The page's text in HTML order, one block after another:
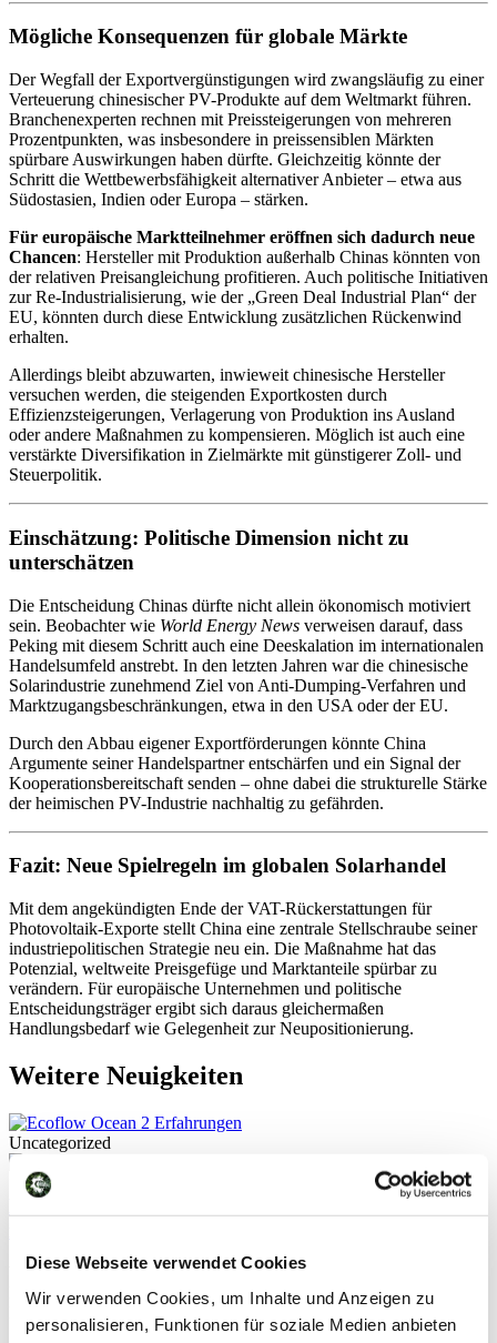
Diese Webseite verwendet Cookies
Wir verwenden Cookies, um Inhalte und Anzeigen zu
personalisieren, Funktionen für soziale Medien anbieten
Mögliche Konsequenzen für globale Märkte
Der Wegfall der Exportvergünstigungen wird zwangsläufig zu einer
Verteuerung chinesischer PV-Produkte auf dem Weltmarkt führen.
Branchenexperten rechnen mit Preissteigerungen von mehreren
Prozentpunkten, was insbesondere in preissensiblen Märkten
spürbare Auswirkungen haben dürfte. Gleichzeitig könnte der
Schritt die Wettbewerbsfähigkeit alternativer Anbieter – etwa aus
Südostasien, Indien oder Europa – stärken.
Für europäische Marktteilnehmer eröffnen sich dadurch neue
Chancen: Hersteller mit Produktion außerhalb Chinas könnten von
der relativen Preisangleichung profitieren. Auch politische Initiativen
zur Re-Industrialisierung, wie der „Green Deal Industrial Plan“ der
EU, könnten durch diese Entwicklung zusätzlichen Rückenwind
erhalten.
Allerdings bleibt abzuwarten, inwieweit chinesische Hersteller
versuchen werden, die steigenden Exportkosten durch
Effizienzsteigerungen, Verlagerung von Produktion ins Ausland
oder andere Maßnahmen zu kompensieren. Möglich ist auch eine
verstärkte Diversifikation in Zielmärkte mit günstigerer Zoll- und
Steuerpolitik.
Einschätzung: Politische Dimension nicht zu
unterschätzen
Die Entscheidung Chinas dürfte nicht allein ökonomisch motiviert
sein. Beobachter wie World Energy News verweisen darauf, dass
Peking mit diesem Schritt auch eine Deeskalation im internationalen
Handelsumfeld anstrebt. In den letzten Jahren war die chinesische
Solarindustrie zunehmend Ziel von Anti-Dumping-Verfahren und
Marktzugangsbeschränkungen, etwa in den USA oder der EU.
Durch den Abbau eigener Exportförderungen könnte China
Argumente seiner Handelspartner entschärfen und ein Signal der
Kooperationsbereitschaft senden – ohne dabei die strukturelle Stärke
der heimischen PV-Industrie nachhaltig zu gefährden.
Fazit: Neue Spielregeln im globalen Solarhandel
Mit dem angekündigten Ende der VAT-Rückerstattungen für
Photovoltaik-Exporte stellt China eine zentrale Stellschraube seiner
industriepolitischen Strategie neu ein. Die Maßnahme hat das
Potenzial, weltweite Preisgefüge und Marktanteile spürbar zu
verändern. Für europäische Unternehmen und politische
Entscheidungsträger ergibt sich daraus gleichermaßen
Handlungsbedarf wie Gelegenheit zur Neupositionierung.
Weitere Neuigkeiten
Uncategorized
EcoFlow Ocean 2 Erfahrungen: Was der neue All-
Wer aktuell nach EcoFlow Ocean 2 Erfahrungen sucht, stößt auf ein
Produkt, das erst seit Kurzem auf dem Markt ist. Der dreiphasige
Heimspeicher wurde von EcoFlow im Frühjahr 2026 vorgestellt